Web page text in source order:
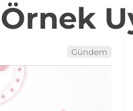
Gündem